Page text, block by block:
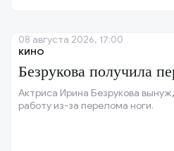
КИНО
Безрукова получила
Актриса Ирина Безрукова
работу из-за перелома ноги.
08 августа 2026, 17:00